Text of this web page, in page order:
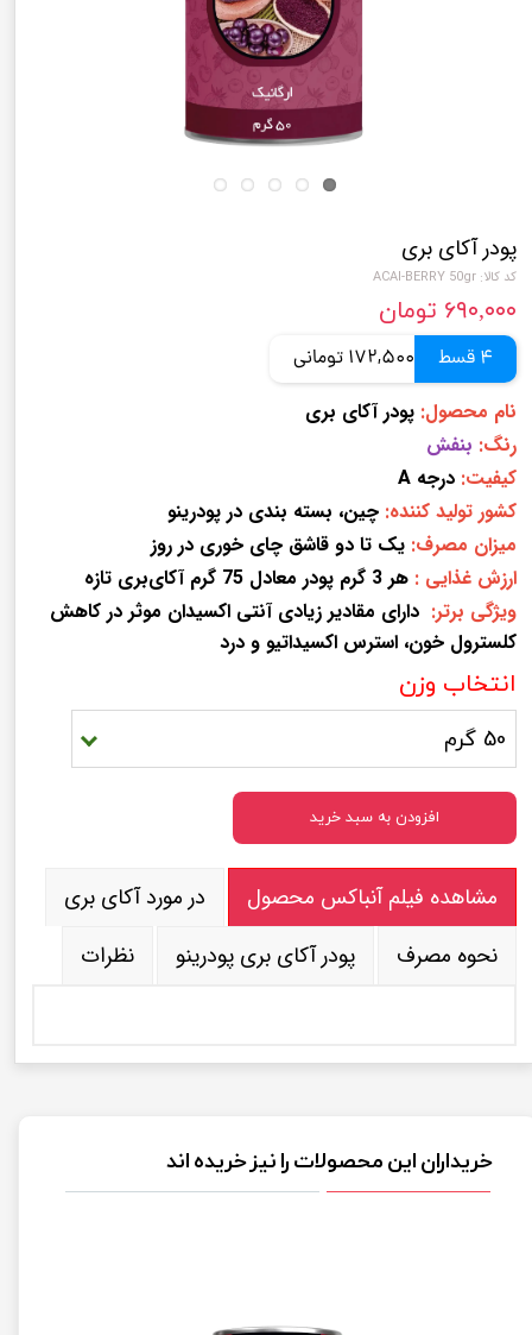
پودر آکای بری
کد کالا: ACAI-BERRY 50gr
۶۹۰,۰۰۰ تومان
4 قسط 172,500 تومانی
نام محصول: پودر آکای بری
رنگ: بنفش
کیفیت: درجه A
کشور تولید کننده: چین، بسته بندی در پودرینو
میزان مصرف: یک تا دو قاشق چای خوری در روز
ارزش غذایی : هر 3 گرم پودر معادل 75 گرم آکای‌بری تازه
ویژگی برتر: دارای مقادیر زیادی آنتی اکسیدان موثر در کاهش
کلسترول خون، استرس اکسیداتیو و درد
انتخاب وزن
50 گرم
افزودن به سبد خرید
مشاهده فیلم آنباکس محصول
در مورد آکای بری
نحوه مصرف
پودر آکای بری پودرینو نظرات
خریداران این محصولات را نیز خریده اند